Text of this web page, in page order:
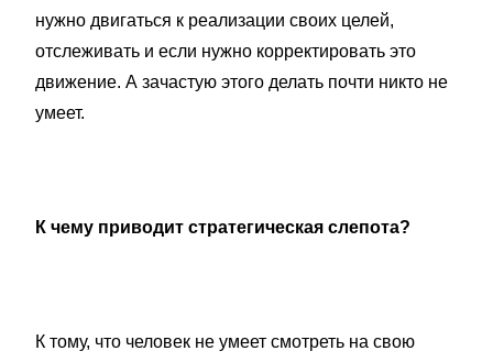
нужно двигаться к реализации своих целей,
отслеживать и если нужно корректировать это
движение. А зачастую этого делать почти никто не
умеет.
К чему приводит стратегическая слепота?
К тому, что человек не умеет смотреть на свою